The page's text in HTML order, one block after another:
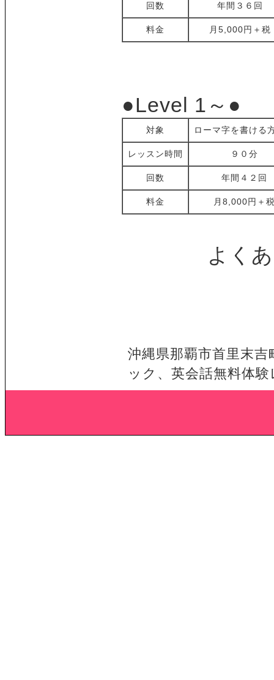
回数 年間３６回
料金 月5,000円＋税
●Level 1～●
対象 ローマ字を書ける
レッスン時間 ９０分
回数 年間４２回
料金 月8,000円＋
よく
沖縄県那覇市首里末
ック、英会話無料体